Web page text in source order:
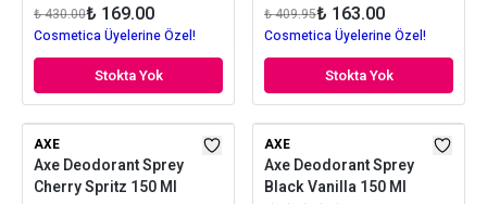
₺ 430.00₺ 169.00
Cosmetica Üyelerine Özel!
Stokta Yok
₺ 409.95₺ 163.00
Cosmetica Üyelerine Özel!
Stokta Yok
AXE
Axe Deodorant Sprey
Cherry Spritz 150 Ml
AXE
Axe Deodorant Sprey
Black Vanilla 150 Ml